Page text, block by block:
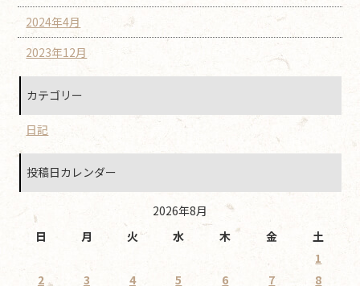
2024年4月
2023年12月
カテゴリー
日記
投稿日カレンダー
2026年8月
日
月 火 水 木 金
土
1
2
3 4 5 6 7 8